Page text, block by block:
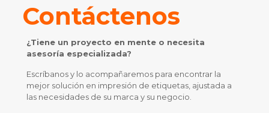
Contáctenos
¿Tiene un proyecto en mente o necesita
asesoría especializada?
Escríbanos y lo acompañaremos para encontrar la
mejor solución en impresión de etiquetas, ajustada a
las necesidades de su marca y su negocio.